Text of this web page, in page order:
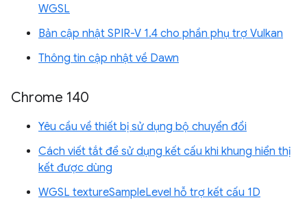
WGSL
Bản cập nhật SPIR-V 1.4 cho phần phụ trợ Vulkan
Thông tin cập nhật về Dawn
Chrome 140
Yêu cầu về thiết bị sử dụng bộ chuyển đổi
Cách viết tắt để sử dụng kết cấu khi khung hiển thị
kết được dùng
WGSL textureSampleLevel hỗ trợ kết cấu 1D